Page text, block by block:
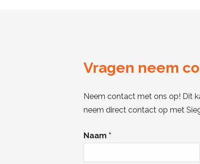
Vragen neem
Neem contact met ons op! Dit
neem direct contact op met
Naam *